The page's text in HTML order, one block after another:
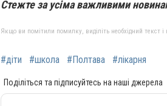
Стежте за усіма важливими
Якщо ви помітили помилку, виділіть необхідний текст
#діти #школа #Полтава #лікарня
Поділіться та підписуйтесь на наші джерела